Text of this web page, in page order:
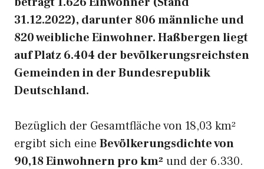
31.12.2022), darunter 806 männliche und
820 weibliche Einwohner. Haßbergen liegt
auf Platz 6.404 der bevölkerungsreichsten
Gemeinden in der Bundesrepublik
Deutschland.
Bezüglich der Gesamtfläche von 18,03 km²
ergibt sich eine Bevölkerungsdichte von
90,18 Einwohnern pro km² und der 6.330.